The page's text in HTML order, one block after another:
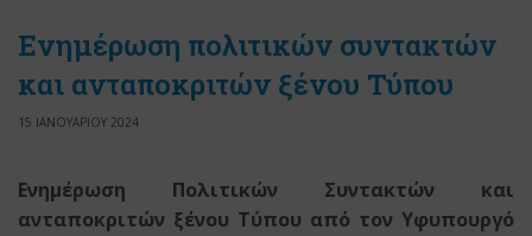
Ενημέρωση πολιτικών συντακτών
και ανταποκριτών ξένου Τύπου
15 ΙΑΝΟΥΑΡΙΟΥ 2024
Ενημέρωση Πολιτικών Συντακτών και
ανταποκριτών ξένου Τύπου από τον Υφυπουργό